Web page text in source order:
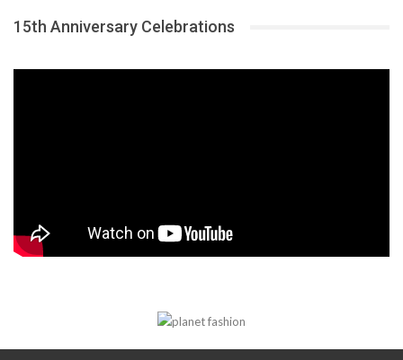
15th Anniversary Celebrations